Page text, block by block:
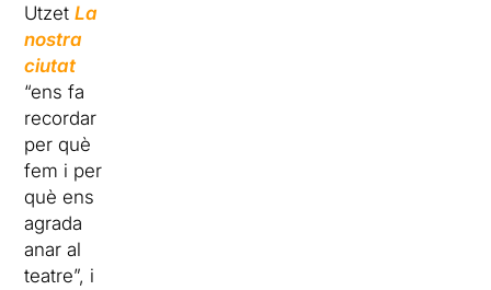
UtzetLa
nostra
ciutat
“ens fa
recordar
per què
fem i per
què ens
agrada
anar al
teatre”, i